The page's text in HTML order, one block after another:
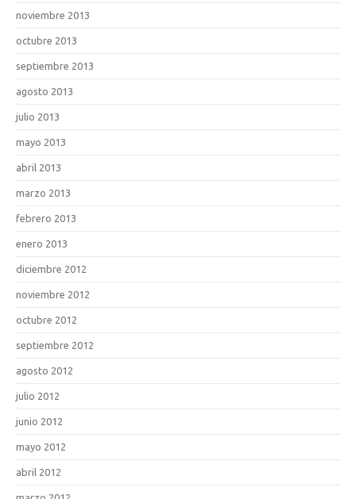
noviembre 2013
octubre 2013
septiembre 2013
agosto 2013
julio 2013
mayo 2013
abril 2013
marzo 2013
febrero 2013
enero 2013
diciembre 2012
noviembre 2012
octubre 2012
septiembre 2012
agosto 2012
julio 2012
junio 2012
mayo 2012
abril 2012